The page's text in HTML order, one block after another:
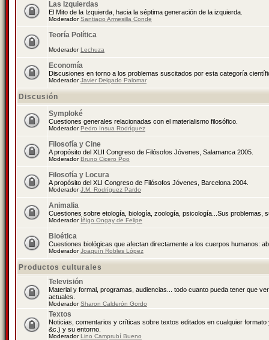
Las Izquierdas
El Mito de la Izquierda, hacia la séptima generación de la izquierda.
ModeradorSantiago Armesilla Conde
Teoría Política
ModeradorLechuza
Economía
Discusiones en torno a los problemas suscitados por esta categoría
ModeradorJavier Delgado Palomar
Discusión
Symploké
Cuestiones generales relacionadas con el materialismo filosófico.
ModeradorPedro Insua Rodríguez
Filosofía y Cine
A propósito del XLII Congreso de Filósofos Jóvenes, Salamanca 2005.
ModeradorBruno Cicero Poo
Filosofía y Locura
A propósito del XLI Congreso de Filósofos Jóvenes, Barcelona 2004.
ModeradorJ.M. Rodríguez Pardo
Animalia
Cuestiones sobre etología, biología, zoología, psicología...Sus problemas,
Moderador Íñigo Ongay de Felipe
Bioética
Cuestiones biológicas que afectan directamente a los cuerpos humanos:
ModeradorJoaquín Robles López
Productos culturales
Televisión
Material y formal, programas, audiencias... todo cuanto pueda tener que
actuales.
ModeradorSharon Calderón Gordo
Textos
Noticias, comentarios y críticas sobre textos editados en cualquier
&c.) y su entorno.
ModeradorLino Camprubí Bueno